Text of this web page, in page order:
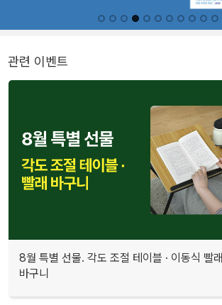
관련 이벤트
8월 특별 선물. 각도 조절 테이블 · 이동식 빨래
바구니